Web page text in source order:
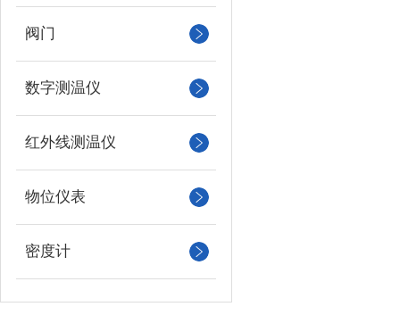
阀门
数字测温仪
红外线测温仪
物位仪表
密度计